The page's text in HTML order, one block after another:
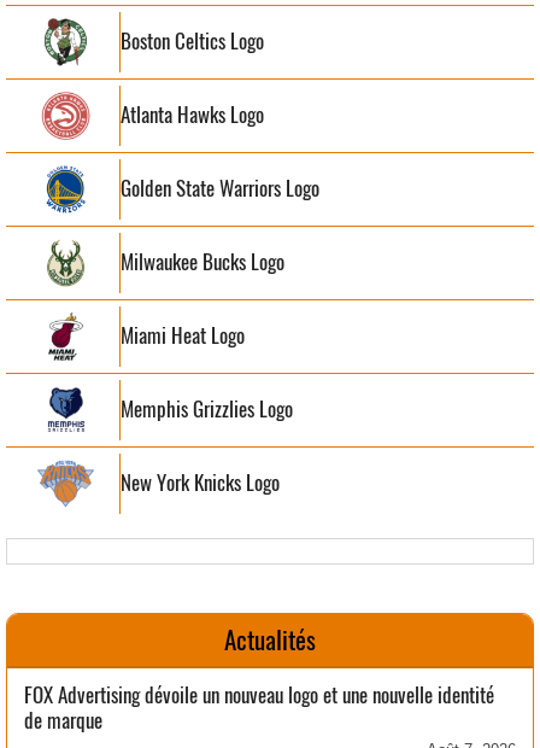
Boston Celtics Logo
Atlanta Hawks Logo
Golden State Warriors Logo
Milwaukee Bucks Logo
Miami Heat Logo
Memphis Grizzlies Logo
New York Knicks Logo
Actualités
FOX Advertising dévoile un nouveau logo et une nouvelle identité
de marque